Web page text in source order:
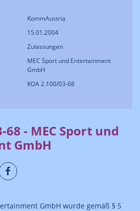
KommAustria
15.01.2004
Zulassungen
MEC Sport und Entertainment
GmbH
KOA 2.100/03-68
68 - MEC Sport und
GmbH
GmbH wurde gemäß § 5